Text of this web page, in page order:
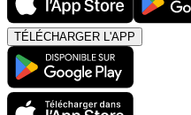
TÉLÉCHARGER L'APP